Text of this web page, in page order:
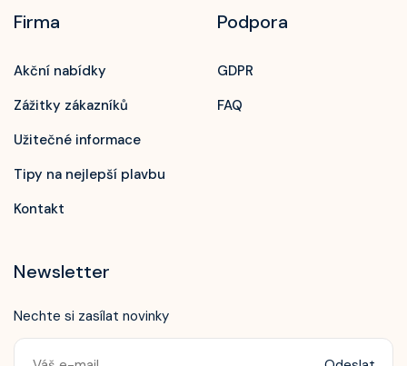
Firma
Akční nabídky
Zážitky zákazníků
Užitečné informace
Tipy na nejlepší plavbu
Kontakt
Podpora
GDPR
FAQ
Newsletter
Nechte si zasílat novinky